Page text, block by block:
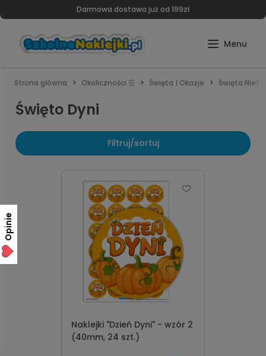
Darmowa dostawa już od 199zł
Strona główna Okoliczności ☰ Święta | Okazje Święta
Święto Dyni
Filtruj/sortuj
Naklejki "Dzień Dyni" - wzór 2
(40mm, 24 szt.)
Opinie